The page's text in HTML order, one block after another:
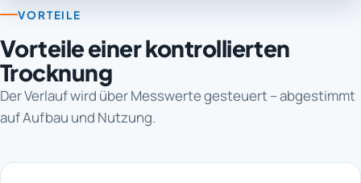
VORTEILE
Vorteile einer kontrollierten
Trocknung
Der Verlauf wird über Messwerte gesteuert – abgestimmt
auf Aufbau und Nutzung.